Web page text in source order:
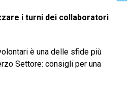
i turni dei collaboratori
è una delle sfide più
Settore: consigli per una